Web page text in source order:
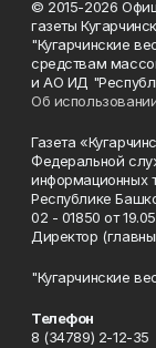
© 2015-2026
газеты
"Кугарчинские
средствам
и АО ИД
Об
Газета
Федеральной
информационных
Республике
02 - 01850 от
Директор
"Кугарчинские
Телефон
8 (34789) 2-12-35